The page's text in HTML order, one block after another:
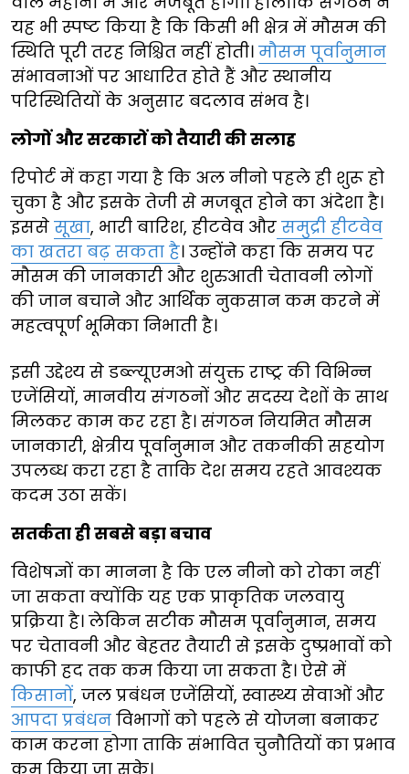
यह भी स्पष्ट किया है कि किसी भी क्षेत्र में मौसम की
स्थिति पूरी तरह निश्चित नहीं होती। मौसम पूर्वानुमान
संभावनाओं पर आधारित होते हैं और स्थानीय
परिस्थितियों के अनुसार बदलाव संभव है।
लोगों और सरकारों को तैयारी की सलाह
रिपोर्ट में कहा गया है कि अल नीनो पहले ही शुरू हो
चुका है और इसके तेजी से मजबूत होने का अंदेशा है।
इससे सूखा, भारी बारिश, हीटवेव और समुद्री हीटवेव
का खतरा बढ़ सकता है। उन्होंने कहा कि समय पर
मौसम की जानकारी और शुरुआती चेतावनी लोगों
की जान बचाने और आर्थिक नुकसान कम करने में
महत्वपूर्ण भूमिका निभाती है।
इसी उद्देश्य से डब्ल्यूएमओ संयुक्त राष्ट्र की विभिन्न
एजेंसियों, मानवीय संगठनों और सदस्य देशों के साथ
मिलकर काम कर रहा है। संगठन नियमित मौसम
जानकारी, क्षेत्रीय पूर्वानुमान और तकनीकी सहयोग
उपलब्ध करा रहा है ताकि देश समय रहते आवश्यक
कदम उठा सकें।
सतर्कता ही सबसे बड़ा बचाव
विशेषज्ञों का मानना है कि एल नीनो को रोका नहीं
जा सकता क्योंकि यह एक प्राकृतिक जलवायु
प्रक्रिया है। लेकिन सटीक मौसम पूर्वानुमान, समय
पर चेतावनी और बेहतर तैयारी से इसके दुष्प्रभावों को
काफी हद तक कम किया जा सकता है। ऐसे में
किसानों, जल प्रबंधन एजेंसियों, स्वास्थ्य सेवाओं और
आपदा प्रबंधन विभागों को पहले से योजना बनाकर
काम करना होगा ताकि संभावित चुनौतियों का प्रभाव
कम किया जा सके।